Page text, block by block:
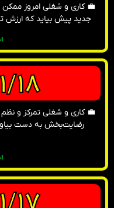
💼 کاری و شغلی امروز ممکن
جدید پیش بیاید که ارزش
18
💼 کاری و شغلی تمرکز و
رضایت‌بخش به دست